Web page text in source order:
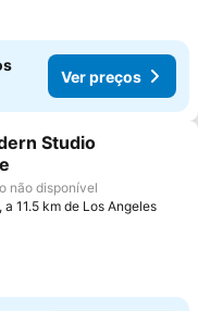
Ver preços
aos favoritos
Studio
não disponível
11.5 km de Los Angeles